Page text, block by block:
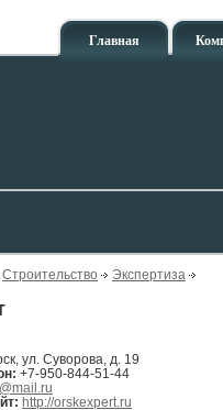
Главная
Строительство Экспертиза
ул. Суворова, д. 19
+7-950-844-51-44
http://orskexpert.ru